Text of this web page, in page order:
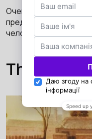
Очень необычный
предлагает нам ретро
человечество в
The Ginger